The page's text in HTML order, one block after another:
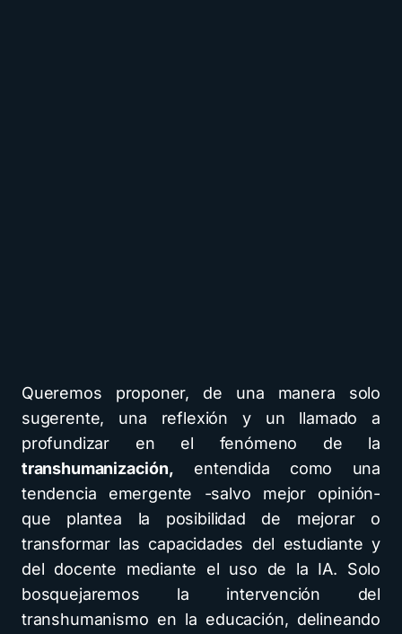
Queremos proponer, de una manera solo
sugerente, una reflexión y un llamado a
profundizar en el fenómeno de la
transhumanización, entendida como una
tendencia emergente -salvo mejor opinión-
que plantea la posibilidad de mejorar o
transformar las capacidades del estudiante y
del docente mediante el uso de la IA. Solo
bosquejaremos la intervención del
transhumanismo en la educación, delineando